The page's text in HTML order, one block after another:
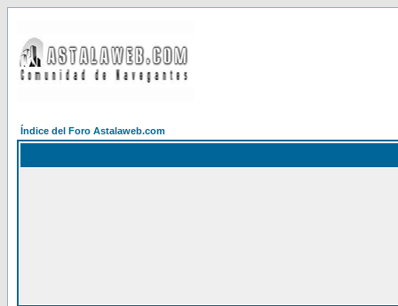
Índice del Foro Astalaweb.com